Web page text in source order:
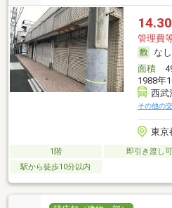
14.30
管理費
な
面積
1988年
西武
その他の
東京
1階 即引き渡し可
駅から徒歩10分以内